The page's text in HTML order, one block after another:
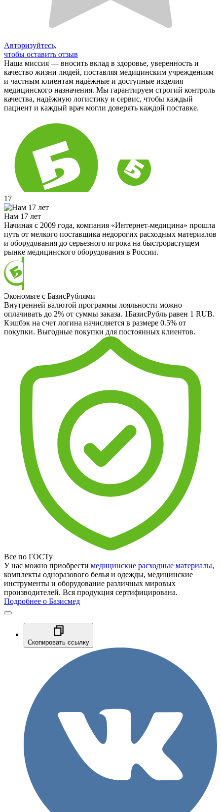
Авторизуйтесь,
чтобы оставить отзыв
Наша миссия — вносить вклад в здоровье, уверенность и
качество жизни людей, поставляя медицинским учреждениям
и частным клиентам надёжные и доступные изделия
медицинского назначения. Мы гарантируем строгий контроль
качества, надёжную логистику и сервис, чтобы каждый
пациент и каждый врач могли доверять каждой поставке.
17
Нам 17 лет
Начиная с 2009 года, компания «Интернет-медицина» прошла
путь от мелкого поставщика недорогих расходных материалов
и оборудования до серьезного игрока на быстрорастущем
рынке медицинского оборудования в России.
Экономьте с БазисРублями
Внутренней валютой программы лояльности можно
оплачивать до 2% от суммы заказа. 1БазисРубль равен 1 RUB.
Кэшбэк на счет логина начисляется в размере 0.5% от
покупки. Выгодные покупки для постоянных клиентов.
Все по ГОСТу
У нас можно приобрести медицинские расходные материалы,
комплекты одноразового белья и одежды, медицинские
инструменты и оборудование различных мировых
производителей. Вся продукция сертифицирована.
Подробнее о Базисмед
Скопировать ссылку